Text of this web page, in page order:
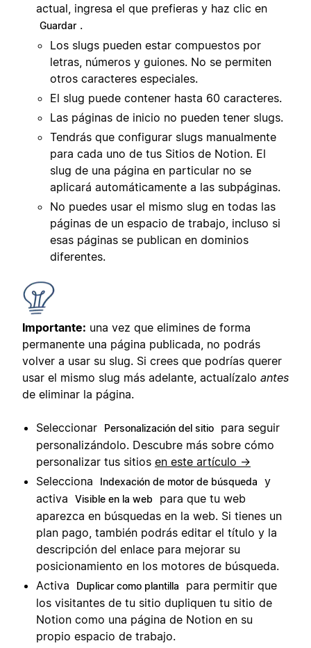
actual, ingresa el que prefieras y haz clic en
Guardar .
Los slugs pueden estar compuestos por
letras, números y guiones. No se permiten
otros caracteres especiales.
El slug puede contener hasta 60 caracteres.
Las páginas de inicio no pueden tener slugs.
Tendrás que configurar slugs manualmente
para cada uno de tus Sitios de Notion. El
slug de una página en particular no se
aplicará automáticamente a las subpáginas.
No puedes usar el mismo slug en todas las
páginas de un espacio de trabajo, incluso si
esas páginas se publican en dominios
diferentes.
Importante: una vez que elimines de forma
permanente una página publicada, no podrás
volver a usar su slug. Si crees que podrías querer
usar el mismo slug más adelante, actualízalo antes
de eliminar la página.
Seleccionar Personalización del sitio
para seguir
personalizándolo. Descubre más sobre cómo
personalizar tus sitios en este artículo →
Selecciona
Indexación de motor de búsqueda
y
activa
Visible en la web
para que tu web
aparezca en búsquedas en la web. Si tienes un
plan pago, también podrás editar el título y la
descripción del enlace para mejorar su
posicionamiento en los motores de búsqueda.
Activa
Duplicar como plantilla
para permitir que
los visitantes de tu sitio dupliquen tu sitio de
Notion como una página de Notion en su
propio espacio de trabajo.